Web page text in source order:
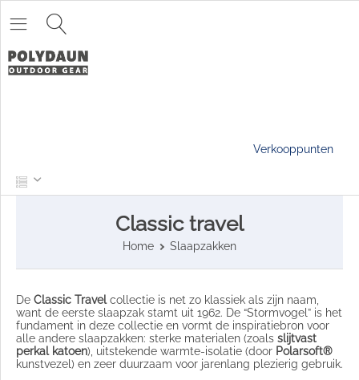
Verkooppunten
Classic travel
Home Slaapzakken
De Classic Travelcollectie is net zo klassiek als zijn naam,
want de eerste slaapzak stamt uit 1962. De “Stormvogel” is het
fundament in deze collectie en vormt de inspiratiebron voor
alle andere slaapzakken: sterke materialen (zoals slijtvast
perkal katoen), uitstekende warmte-isolatie (door Polarsoft®
kunstvezel) en zeer duurzaam voor jarenlang plezierig gebruik.